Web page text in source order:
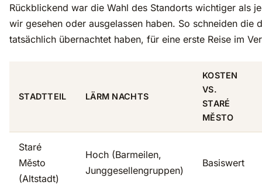
Rückblickend war die Wahl des Standorts wichtiger als
wir gesehen oder ausgelassen haben. So schneiden die
tatsächlich übernachtet haben, für eine erste Reise im
STADTTEIL LÄRM NACHTS
KOSTEN
VS.
STARÉ
MĚSTO
Staré
Město
(Altstadt)
Hoch (Barmeilen,
Junggesellengruppen)
Basiswert